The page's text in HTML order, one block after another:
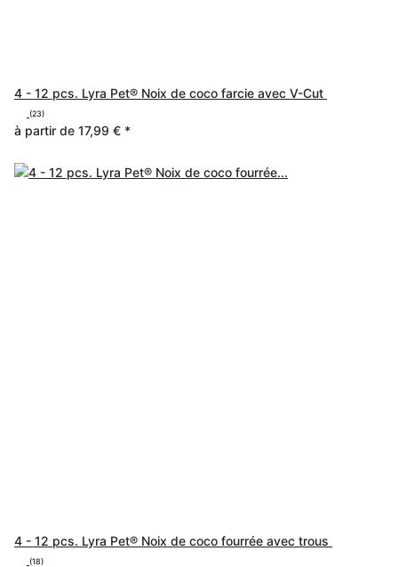
4 - 12 pcs. Lyra Pet® Noix de coco farcie avec V-Cut
(23)
à partir de 17,99 € *
4 - 12 pcs. Lyra Pet® Noix de coco fourrée avec trous
(18)